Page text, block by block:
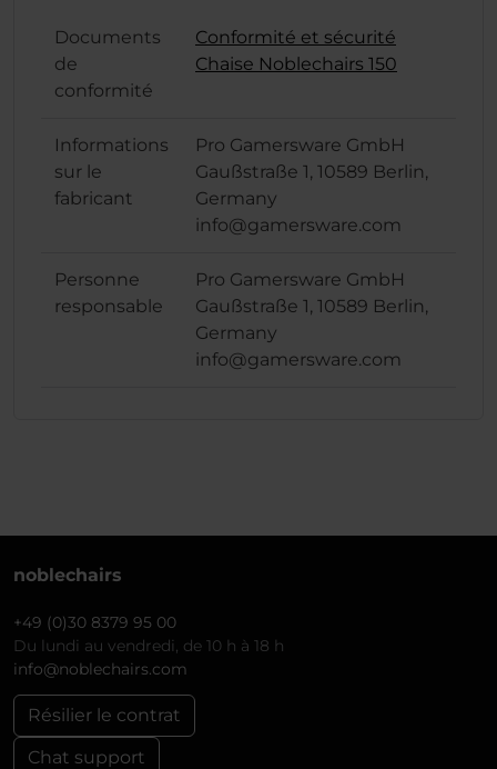
Documents
de
conformité
Conformité et sécurité
Chaise Noblechairs 150
Informations
sur le
fabricant
Pro Gamersware GmbH
Gaußstraße 1, 10589 Berlin,
Germany
info@gamersware.com
Personne
responsable
Pro Gamersware GmbH
Gaußstraße 1, 10589 Berlin,
Germany
info@gamersware.com
noblechairs
+49 (0)30 8379 95 00
Du lundi au vendredi, de 10 h à 18 h
info@noblechairs.com
Résilier le contrat
Chat support